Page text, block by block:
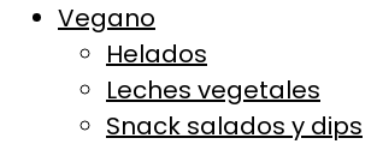
Vegano
Helados
Leches vegetales
Snack salados y dips